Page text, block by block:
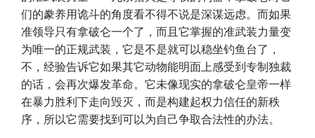
们的豢养用诡斗的角度看不得不说是深谋远虑。而如果
准领导只有拿破仑一个了，而且它掌握的准武装力量变
为唯一的正规武装，它是不是就可以稳坐钓鱼台了，
不，经验告诉它如果其它动物能明面上感受到专制独裁
的话，会再次爆发革命。它未像现实的拿破仑皇帝一样
在暴力胜利下走向毁灭，而是构建起权力信任的新秩
序，所以它需要找到可以为自己争取合法性的办法。